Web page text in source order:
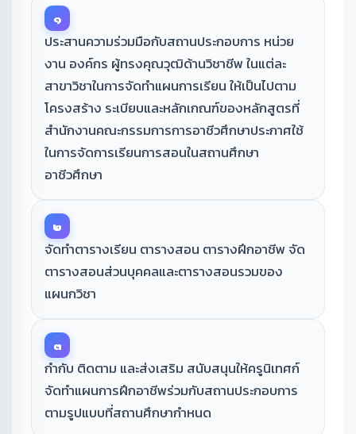
๑
ประสานความร่วมมือกับสถานประกอบการ หน่วย
งาน องค์กร ผู้ทรงคุณวุฒิด้านวิชาชีพ ในแต่ละ
สาขาวิชาในการจัดทำแผนการเรียน ให้เป็นไปตาม
โครงสร้าง ระเบียบและหลักเกณฑ์ของหลักสูตรที่
สำนักงานคณะกรรมการการอาชีวศึกษาประกาศใช้
ในการจัดการเรียนการสอนในสถานศึกษา
อาชีวศึกษา
๒
จัดทำตารางเรียน ตารางสอน ตารางฝึกอาชีพ จัด
ตารางสอนส่วนบุคคลและตารางสอนรวมของ
แผนกวิชา
๓
กำกับ ติดตาม และส่งเสริม สนับสนุนให้ครูนิเทศก์
จัดทำแผนการฝึกอาชีพร่วมกับสถานประกอบการ
ตามรูปแบบที่สถานศึกษากำหนด